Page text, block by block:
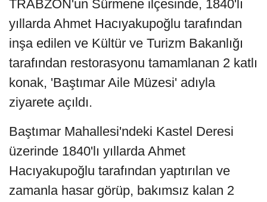
TRABZON'un Sürmene ilçesinde, 1840'lı
yıllarda Ahmet Hacıyakupoğlu tarafından
inşa edilen ve Kültür ve Turizm Bakanlığı
tarafından restorasyonu tamamlanan 2 katlı
konak, 'Baştımar Aile Müzesi' adıyla
ziyarete açıldı.
Baştımar Mahallesi'ndeki Kastel Deresi
üzerinde 1840'lı yıllarda Ahmet
Hacıyakupoğlu tarafından yaptırılan ve
zamanla hasar görüp, bakımsız kalan 2